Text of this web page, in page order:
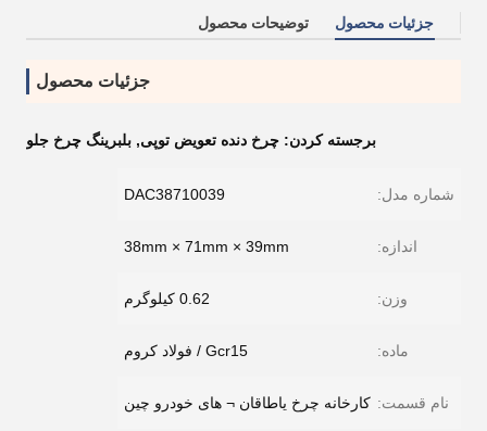
جزئیات محصول توضیحات محصول
جزئیات محصول
برجسته کردن: چرخ دنده تعویض توپی, بلبرینگ چرخ جلو
شماره مدل: DAC38710039
اندازه: 38mm × 71mm × 39mm
وزن: 0.62 کیلوگرم
ماده: Gcr15 / فولاد کروم
نام قسمت: کارخانه چرخ یاطاقان ¬ های خودرو چین